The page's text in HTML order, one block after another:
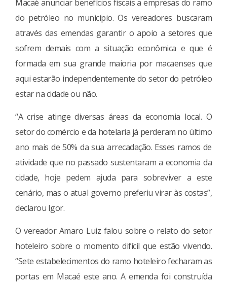
Macaé anunciar benefícios fiscais a empresas do ramo
do petróleo no município. Os vereadores buscaram
através das emendas garantir o apoio a setores que
sofrem demais com a situação econômica e que é
formada em sua grande maioria por macaenses que
aqui estarão independentemente do setor do petróleo
estar na cidade ou não.
“A crise atinge diversas áreas da economia local. O
setor do comércio e da hotelaria já perderam no último
ano mais de 50% da sua arrecadação. Esses ramos de
atividade que no passado sustentaram a economia da
cidade, hoje pedem ajuda para sobreviver a este
cenário, mas o atual governo preferiu virar às costas”,
declarou Igor.
O vereador Amaro Luiz falou sobre o relato do setor
hoteleiro sobre o momento difícil que estão vivendo.
“Sete estabelecimentos do ramo hoteleiro fecharam as
portas em Macaé este ano. A emenda foi construída